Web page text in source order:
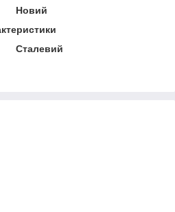
Новий
Сталевий